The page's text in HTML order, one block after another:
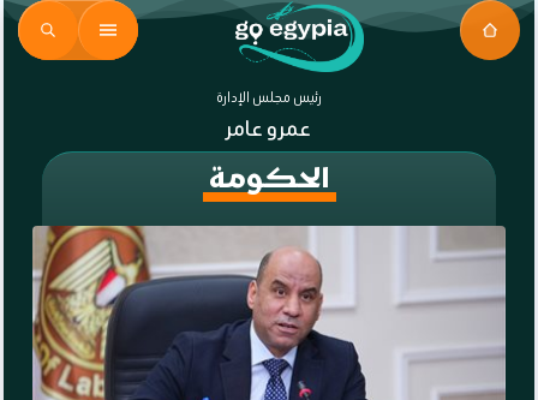
رئيس مجلس الإدارة
عمرو عامر
الحكومة